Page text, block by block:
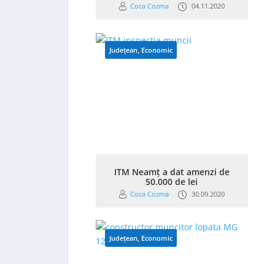
Coca Cozma 04.11.2020
Județean, Economic
ITM Neamț a dat amenzi de
50.000 de lei
Coca Cozma 30.09.2020
Județean, Economic